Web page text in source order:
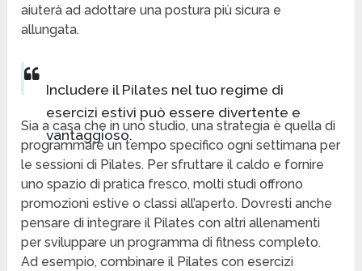
aiuterà ad adottare una postura più sicura e
allungata.
Includere il Pilates nel tuo regime di
esercizi estivi può essere divertente e
vantaggioso.
Sia a casa che in uno studio, una strategia è quella di
programmare un tempo specifico ogni settimana per
le sessioni di Pilates. Per sfruttare il caldo e fornire
uno spazio di pratica fresco, molti studi offrono
promozioni estive o classi all’aperto. Dovresti anche
pensare di integrare il Pilates con altri allenamenti
per sviluppare un programma di fitness completo.
Ad esempio, combinare il Pilates con esercizi